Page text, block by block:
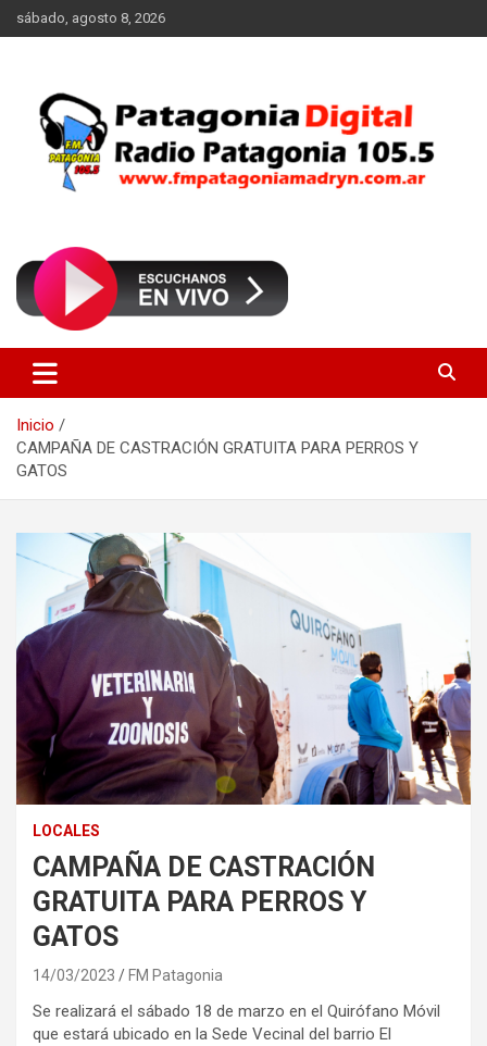
Saltar
al
sábado, agosto 8, 2026
FM Patagonia Madryn
Inicio
CAMPAÑA DE CASTRACIÓN GRATUITA PARA PERROS Y
GATOS
LOCALES
CAMPAÑA DE CASTRACIÓN
GRATUITA PARA PERROS Y
GATOS
14/03/2023 FM Patagonia
Se realizará el sábado 18 de marzo en el Quirófano Móvil
que estará ubicado en la Sede Vecinal del barrio El